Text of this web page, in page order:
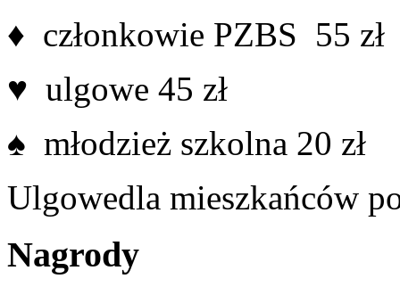
♦ członkowie PZBS 55 zł
♥ ulgowe 45 zł
♠ młodzież szkolna 20 zł
Ulgowedla mieszkańców
Nagrody